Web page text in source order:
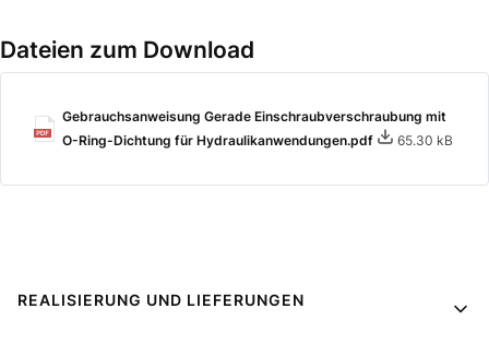
Dateien zum Download
Gebrauchsanweisung Gerade Einschraubverschraubung mit
O-Ring-Dichtung für Hydraulikanwendungen.pdf
65.30 kB
Fußzeilenmenü
REALISIERUNG UND LIEFERUNGEN